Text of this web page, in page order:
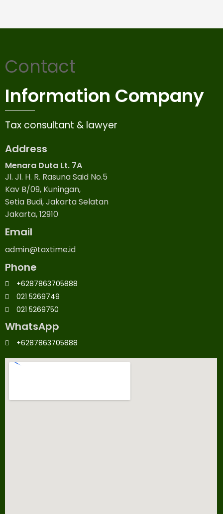
Contact
Information Company
Tax consultant & lawyer
Address
Menara Duta Lt. 7A
Jl. Jl. H. R. Rasuna Said No.5
Kav B/09, Kuningan,
Setia Budi, Jakarta Selatan
Jakarta, 12910
Email
admin@taxtime.id
Phone
+6287863705888
021 5269749
021 5269750
WhatsApp
+6287863705888